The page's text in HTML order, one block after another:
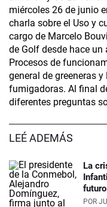
miércoles 26 de junio
charla sobre el Uso y
cargo de Marcelo
de Golf desde hace
Procesos de
general de greeneras
fumigadoras. Al final
diferentes preguntas
LEÉ ADEMÁS
La
POR